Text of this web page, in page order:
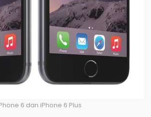
6 dan iPhone 6 Plus